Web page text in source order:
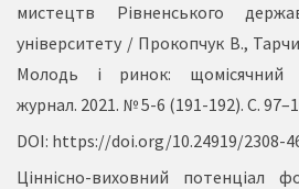
мистецтв Рівненського
університету / Прокопчук В.,
Молодь і ринок: щомісячний
журнал. 2021. № 5-6 (191-192). С.
DOI: https://doi.org/10.24919/2308-
Ціннісно-виховний потенціал